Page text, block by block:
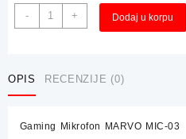
-
Bluetooth
Mikrofon
maXlife
količina
+ Dodaj u korpu
OPIS RECENZIJE (0)
Gaming Mikrofon MARVO MIC-03